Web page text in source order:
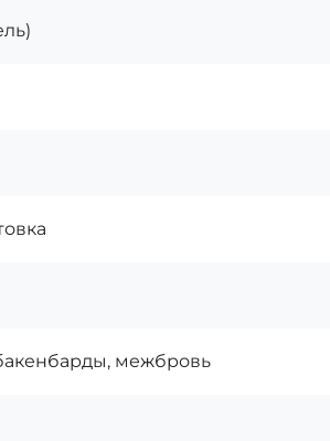
межбровь